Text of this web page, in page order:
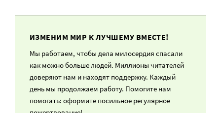
ИЗМЕНИМ МИР К ЛУЧШЕМУ ВМЕСТЕ!
Мы работаем, чтобы дела милосердия спасали
как можно больше людей. Миллионы читателей
доверяют нам и находят поддержку. Каждый
день мы продолжаем работу. Помогите нам
помогать: оформите посильное регулярное